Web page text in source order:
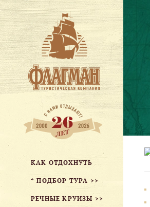
КАК ОТДОХНУТЬ
* ПОДБОР ТУРА >>
РЕЧНЫЕ КРУИЗЫ >>